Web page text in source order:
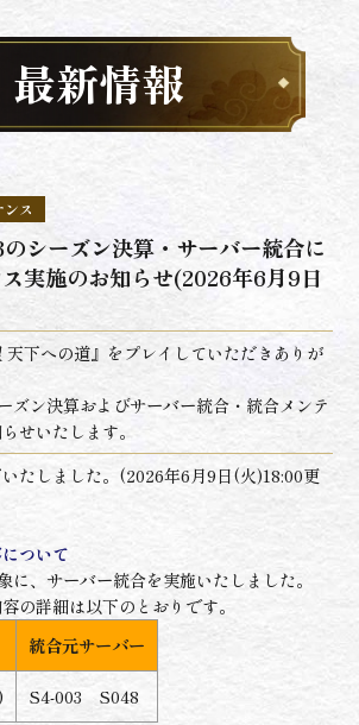
最新情報
ス
シーズン決算・サーバー統合に
実施のお知らせ(2026年6月9日
天下への道』をプレイしていただきありが
ズン決算およびサーバー統合・統合メンテ
せいたします。
たしました。(2026年6月9日(火)18:00更
ついて
に、サーバー統合を実施いたしました。
の詳細は以下のとおりです。
統合元サーバー
S4-003 S048